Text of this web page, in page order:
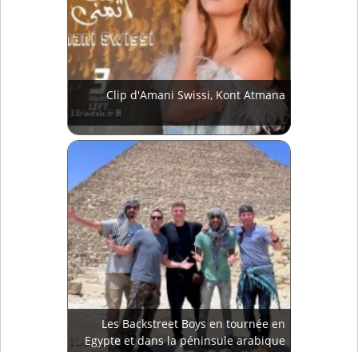
Clip d'Amani Swissi, Kont Atmana
Les Backstreet Boys en tournée en
Egypte et dans la péninsule arabique